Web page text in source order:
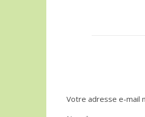
Votre adresse e-mail